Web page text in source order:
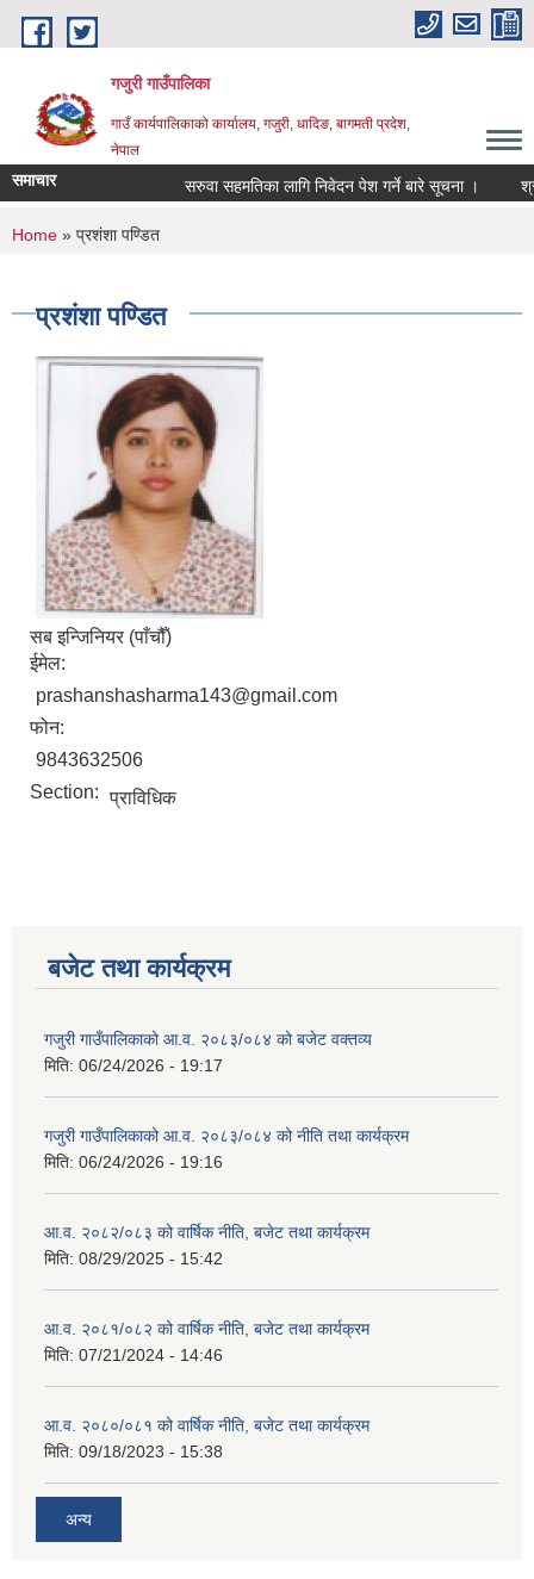
Skip to main content
गजुरी गाउँपालिका
गाउँ कार्यपालिकाको कार्यालय, गजुरी, धादिङ, बागमती प्रदेश,
नेपाल
समाचार सरुवा सहमतिका लागि निवेदन पेश गर्ने बारे सूचना ।
You are here
Home » प्रशंशा पण्डित
प्रशंशा पण्डित
सब इन्जिनियर (पाँचौँ)
ईमेल:
prashanshasharma143@gmail.com
फोन:
9843632506
Section: प्राविधिक
बजेट तथा कार्यक्रम
गजुरी गाउँपालिकाको आ.व. २०८३/०८४ को बजेट वक्तव्य
मिति: 06/24/2026 - 19:17
गजुरी गाउँपालिकाको आ.व. २०८३/०८४ को नीति तथा कार्यक्रम
मिति: 06/24/2026 - 19:16
आ.व. २०८२/०८३ को वार्षिक नीति, बजेट तथा कार्यक्रम
मिति: 08/29/2025 - 15:42
आ.व. २०८१/०८२ को वार्षिक नीति, बजेट तथा कार्यक्रम
मिति: 07/21/2024 - 14:46
आ.व. २०८०/०८१ को वार्षिक नीति, बजेट तथा कार्यक्रम
मिति: 09/18/2023 - 15:38
अन्य